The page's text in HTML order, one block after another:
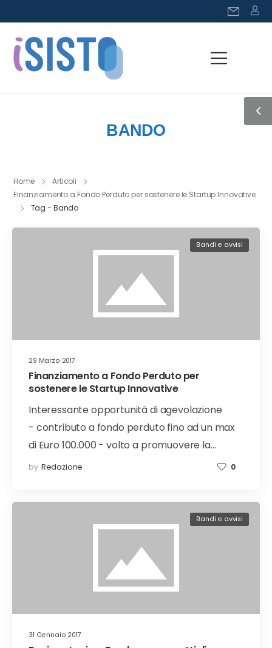
BANDO
Home
Articoli
Finanziamento a Fondo Perduto per sostenere le Startup Innovative
Tag - Bando
29 Marzo 2017
Bandi e avvisi
Finanziamento a Fondo Perduto per
sostenere le Startup Innovative
Interessante opportunità di agevolazione
- contributo a fondo perduto fino ad un max
di Euro 100.000 - volto a promuovere la…
by Redazione 0
31 Gennaio 2017
Bandi e avvisi